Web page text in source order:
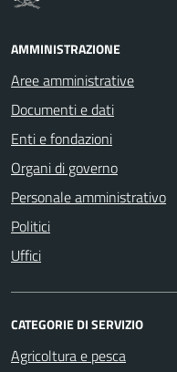
AMMINISTRAZIONE
Aree amministrative
Documenti e dati
Enti e fondazioni
Organi di governo
Personale amministrativo
Politici
Uffici
CATEGORIE DI SERVIZIO
Agricoltura e pesca